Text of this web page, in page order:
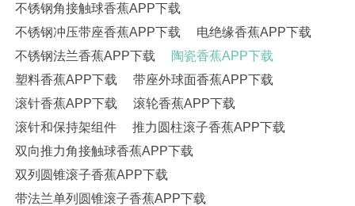
不锈钢角接触球香蕉APP下载
不锈钢冲压带座香蕉APP下载
电绝缘香蕉APP下载
不锈钢法兰香蕉APP下载
陶瓷香蕉APP下载
塑料香蕉APP下载
带座外球面香蕉APP下载
滚针香蕉APP下载
滚轮香蕉APP下载
滚针和保持架组件
推力圆柱滚子香蕉APP下载
双向推力角接触球香蕉APP下载
双列圆锥滚子香蕉APP下载
带法兰单列圆锥滚子香蕉APP下载